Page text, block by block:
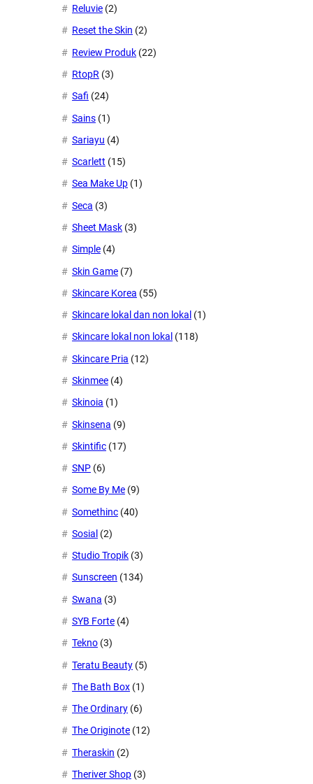
Reluvie (2)
Reset the Skin (2)
Review Produk (22)
RtopR (3)
Safi (24)
Sains (1)
Sariayu (4)
Scarlett (15)
Sea Make Up (1)
Seca (3)
Sheet Mask (3)
Simple (4)
Skin Game (7)
Skincare Korea (55)
Skincare lokal dan non lokal (1)
Skincare lokal non lokal (118)
Skincare Pria (12)
Skinmee (4)
Skinoia (1)
Skinsena (9)
Skintific (17)
SNP (6)
Some By Me (9)
Somethinc (40)
Sosial (2)
Studio Tropik (3)
Sunscreen (134)
Swana (3)
SYB Forte (4)
Tekno (3)
Teratu Beauty (5)
The Bath Box (1)
The Ordinary (6)
The Originote (12)
Theraskin (2)
Theriver Shop (3)